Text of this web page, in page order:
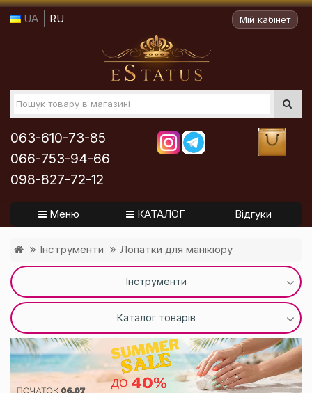
UA RU Мій кабінет
063-610-73-85
066-753-94-66
098-827-72-12
Меню КАТАЛОГ Відгуки
Інструменти Лопатки для манікюру
Інструменти
Каталог товарів